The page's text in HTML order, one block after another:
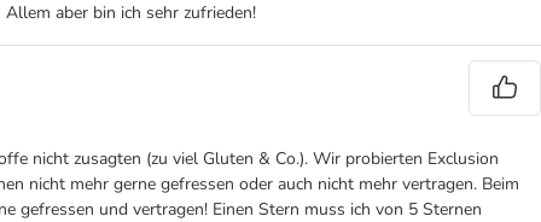
aber bin ich sehr zufrieden!
nicht zusagten (zu viel Gluten & Co.). Wir probierten Exclusion
nicht mehr gerne gefressen oder auch nicht mehr vertragen. Beim
gefressen und vertragen! Einen Stern muss ich von 5 Sternen